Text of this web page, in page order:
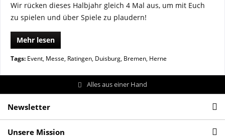
Wir rücken dieses Halbjahr gleich 4 Mal aus, um mit Euch
zu spielen und über Spiele zu plaudern!
Mehr lesen
Tags: Event, Messe, Ratingen, Duisburg, Bremen, Herne
Alles aus einer Hand
Newsletter
Unsere Mission